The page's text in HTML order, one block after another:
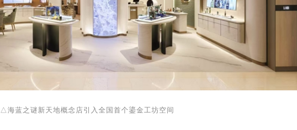
△海蓝之谜新天地概念店引入全国首个鎏金工坊空间